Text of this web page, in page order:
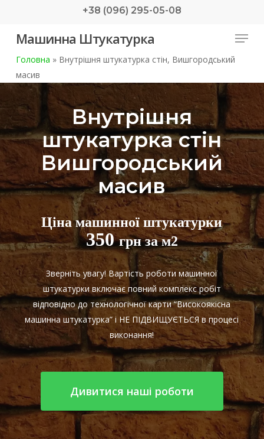
main
+38 (096) 295-05-08
Машинна Штукатурка Menu
Головна »Внутрішня штукатурка стін, Вишгородський
масив
Внутрішня
штукатурка стін
Вишгородський
масив
Ціна машинної штукатурки
350грн за м2
Зверніть увагу! Вартість роботи машинної
штукатурки включає повний комплекс робіт
відповідно до технологічної карти “Високоякісна
машинна штукатурка” і НЕ ПІДВИЩУЄТЬСЯ в процесі
виконання!
Дивитися наші роботи